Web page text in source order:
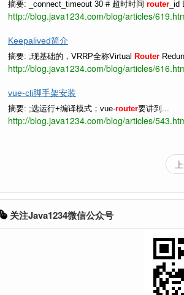
摘要: _connect_timeout 30 # 超时时间 router
http://blog.java1234.com/blog/articles/
Keepalived简介
摘要: ;现基础的，VRRP全称Virtual Router
http://blog.java1234.com/blog/articles/
vue-cli脚手架安装
摘要: ;选运行+编译模式；vue-router要讲到...
http://blog.java1234.com/blog/articles/
关注Java1234微信公众号